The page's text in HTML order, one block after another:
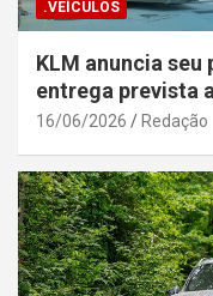
.VEÍCULOS
KLM anuncia
entrega prevista
16/06/2026 Redação